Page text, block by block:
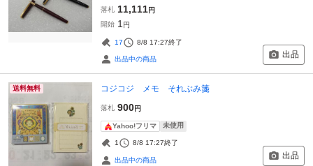
落札 11,111円
開始 1 円
17 8/8 17:27終了
出品中の商品 出品
送料無料 コジコジ メモ それぶみ箋
落札 900円
Yahoo!フリマ 未使用
1 8/8 17:27終了
出品中の商品 出品